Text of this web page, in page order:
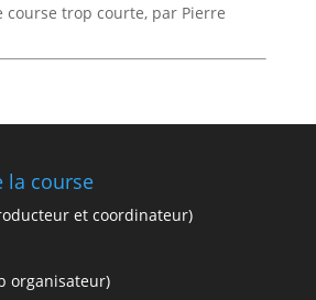
course trop courte, par Pierre
la course
et coordinateur)
organisateur)